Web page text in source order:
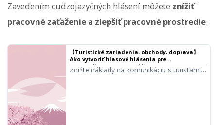
Zavedením cudzojazyčných hlásení môžete znížiť
pracovné zaťaženie a zlepšiť pracovné prostredie.
【Turistické zariadenia, obchody, doprava】
Ako vytvoriť hlasové hlásenia pre
zahraničných turistov! Účinné tipy na
viacjazyčných sprievodcov | Ondoku
Znížte náklady na komunikáciu s turistami!